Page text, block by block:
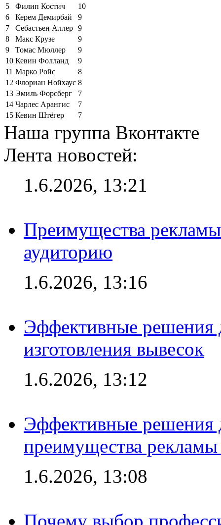
5
Филип Костич
10
6
Керем Демирбай
9
7
Себастьен Аллер 9
8
Макс Крузе
9
9
Томас Мюллер
9
10 Кевин Фолланд
9
11 Марко Ройс
8
12 Флориан Нойхаус 8
13 Эмиль Форсберг
7
14 Чарлес Арангис
7
15 Кевин Штёгер 7
Наша группа Вконтакте
Лента новостей:
1.6.2026, 13:21
Преимущества
аудиторию
1.6.2026, 13:16
Эффективные решения
изготовления вывесок
1.6.2026, 13:12
Эффективные решения
преимущества рекламы
1.6.2026, 13:08
Почему выбор